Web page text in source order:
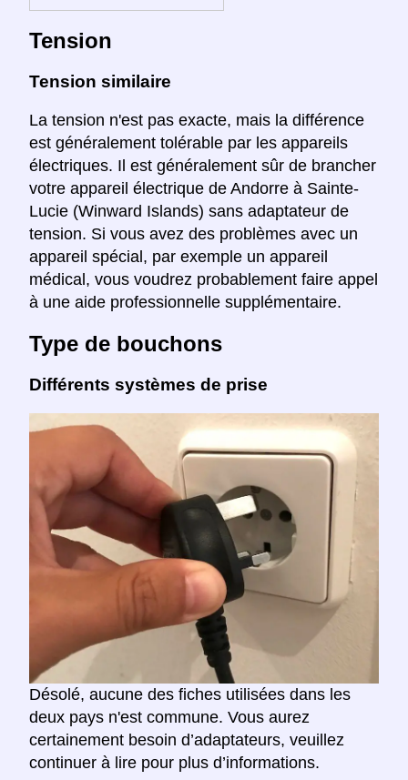
Tension
Tension similaire
La tension n'est pas exacte, mais la différence
est généralement tolérable par les appareils
électriques. Il est généralement sûr de brancher
votre appareil électrique de Andorre à Sainte-
Lucie (Winward Islands) sans adaptateur de
tension. Si vous avez des problèmes avec un
appareil spécial, par exemple un appareil
médical, vous voudrez probablement faire appel
à une aide professionnelle supplémentaire.
Type de bouchons
Différents systèmes de prise
Désolé, aucune des fiches utilisées dans les
deux pays n'est commune. Vous aurez
certainement besoin d’adaptateurs, veuillez
continuer à lire pour plus d’informations.